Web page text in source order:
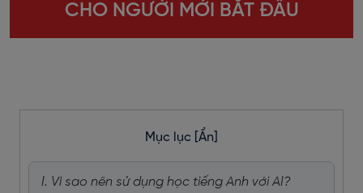
CHO NGƯỜI MỚI BẮT ĐẦU
Mục lục [Ẩn]
I. Vì sao nên sử dụng học tiếng Anh với AI?